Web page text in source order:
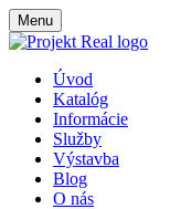
Menu
Úvod
Katalóg
Informácie
Služby
Výstavba
Blog
O nás